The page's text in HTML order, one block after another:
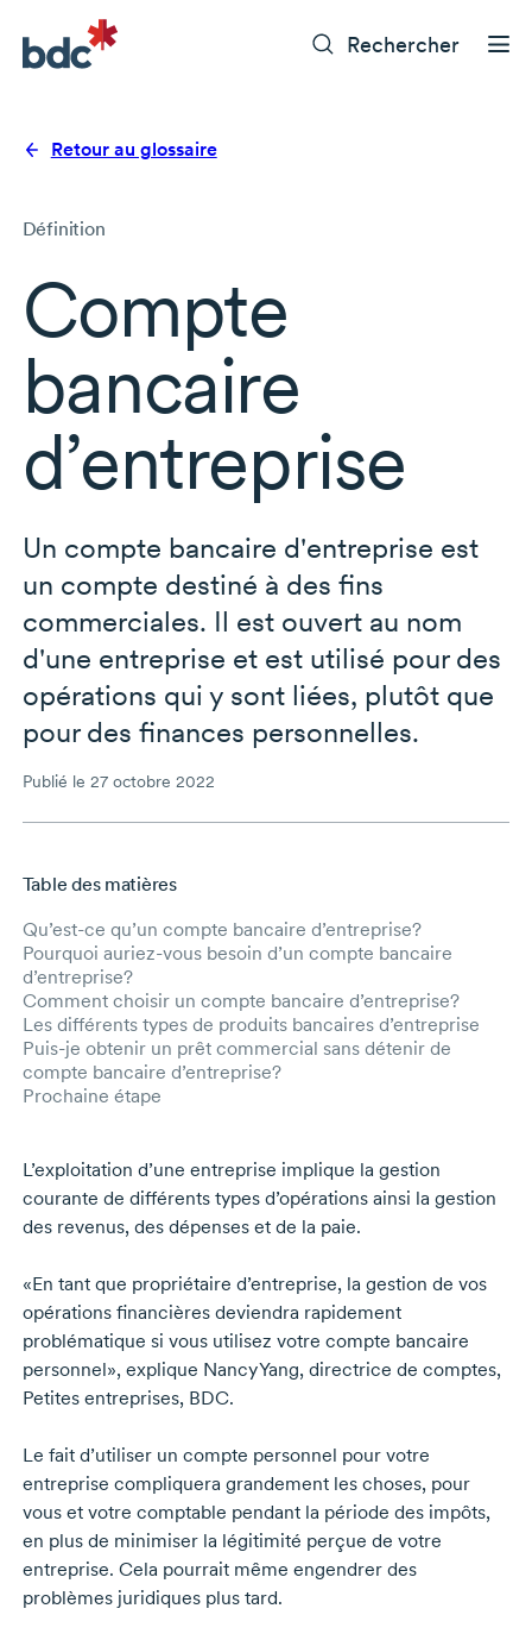
Rechercher
Retour au glossaire
Définition
Compte
bancaire
d’entreprise
Un compte bancaire d'entreprise est
un compte destiné à des fins
commerciales. Il est ouvert au nom
d'une entreprise et est utilisé pour des
opérations qui y sont liées, plutôt que
pour des finances personnelles.
Publié le 27 octobre 2022
Aller au contenu principal
Table des matières
Qu’est-ce qu’un compte bancaire d’entreprise?
Pourquoi auriez-vous besoin d’un compte bancaire
d’entreprise?
Comment choisir un compte bancaire d’entreprise?
Les différents types de produits bancaires d’entreprise
Puis-je obtenir un prêt commercial sans détenir de
compte bancaire d’entreprise?
Prochaine étape
L’exploitation d’une entreprise implique la gestion
courante de différents types d’opérations ainsi la gestion
des revenus, des dépenses et de la paie.
«En tant que propriétaire d’entreprise, la gestion de vos
opérations financières deviendra rapidement
problématique si vous utilisez votre compte bancaire
personnel», explique Nancy Yang,directrice de comptes,
Petites entreprises, BDC.
Le fait d’utiliser un compte personnel pour votre
entreprise compliquera grandement les choses, pour
vous et votre comptable pendant la période des impôts,
en plus de minimiser la légitimité perçue de votre
entreprise. Cela pourrait même engendrer des
problèmes juridiques plus tard.